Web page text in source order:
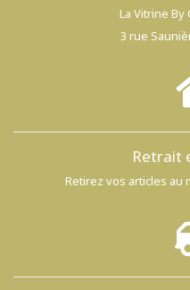
La Vitrine By
3 rue
Retrait
Retirez vos articles au